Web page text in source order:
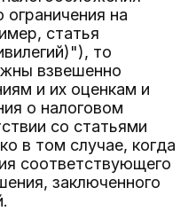
на
статья
то
взвешенно
и их оценкам и
о налоговом
со статьями
в том случае, когда
соответствующего
заключенного